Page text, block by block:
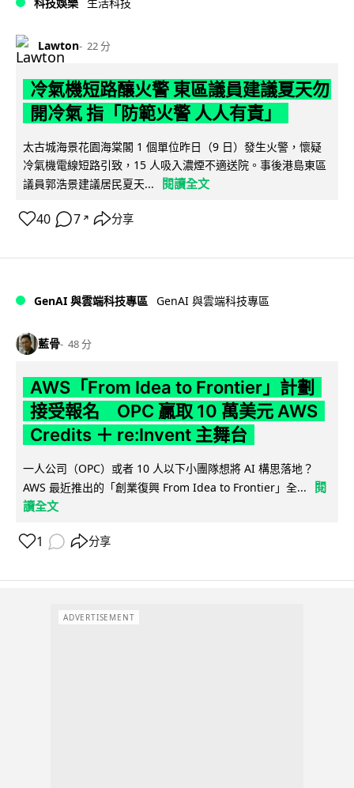
Lawton 22 分
冷氣機短路釀火警 東區議員建議夏天勿
開冷氣 指「防範火警 人人有責」
太古城海景花園海棠閣 1 個單位昨日（9 日）發生火警，懷疑
冷氣機電線短路引致，15 人吸入濃煙不適送院。事後港島東區
議員郭浩景建議居民夏天...
閱讀全文
40 7 ↗ 分享
GenAI 與雲端科技專區 GenAI 與雲端科技專區
藍骨 48 分
AWS「From Idea to Frontier」計劃
接受報名 OPC 贏取 10 萬美元 AWS
Credits ＋ re:Invent 主舞台
一人公司（OPC）或者 10 人以下小團隊想將 AI 構思落地？
AWS 最近推出的「創業復興 From Idea to Frontier」全...
閱
讀全文
1 分享
ADVERTISEMENT